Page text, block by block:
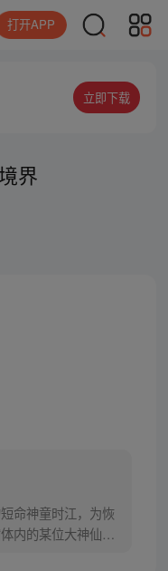
打开APP
立即下载
界
命神童时江，为恢
内的某位大神仙闯